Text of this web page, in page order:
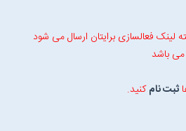
لینک فعالسازی برایتان ارسال می شود
ثبت نامکنید.